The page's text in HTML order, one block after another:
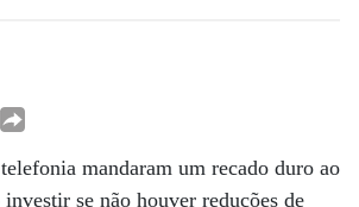
mandaram um recado duro ao
se não houver reduções de